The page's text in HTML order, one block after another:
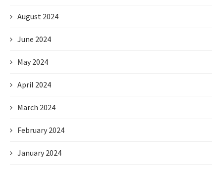
August 2024
June 2024
May 2024
April 2024
March 2024
February 2024
January 2024